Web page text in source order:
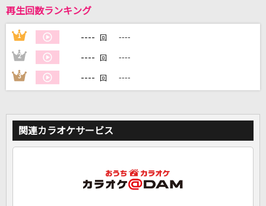
家族や友達と一緒に！練習にも！
再生回数ランキング
1 ---- 回 ----
2 ---- 回 ----
3 ---- 回 ----
関連カラオケサービス